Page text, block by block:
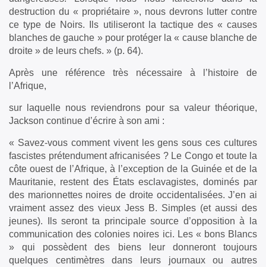
destruction du « propriétaire », nous devrons lutter contre
ce type de Noirs. Ils utiliseront la tactique des « causes
blanches de gauche » pour protéger la « cause blanche de
droite » de leurs chefs. » (p. 64).
Après une référence très nécessaire à l’histoire de
l’Afrique,
sur laquelle nous reviendrons pour sa valeur théorique,
Jackson continue d’écrire à son ami :
« Savez-vous comment vivent les gens sous ces cultures
fascistes prétendument africanisées ? Le Congo et toute la
côte ouest de l’Afrique, à l’exception de la Guinée et de la
Mauritanie, restent des États esclavagistes, dominés par
des marionnettes noires de droite occidentalisées. J’en ai
vraiment assez des vieux Jess B. Simples (et aussi des
jeunes). Ils seront ta principale source d’opposition à la
communication des colonies noires ici. Les « bons Blancs
» qui possèdent des biens leur donneront toujours
quelques centimètres dans leurs journaux ou autres